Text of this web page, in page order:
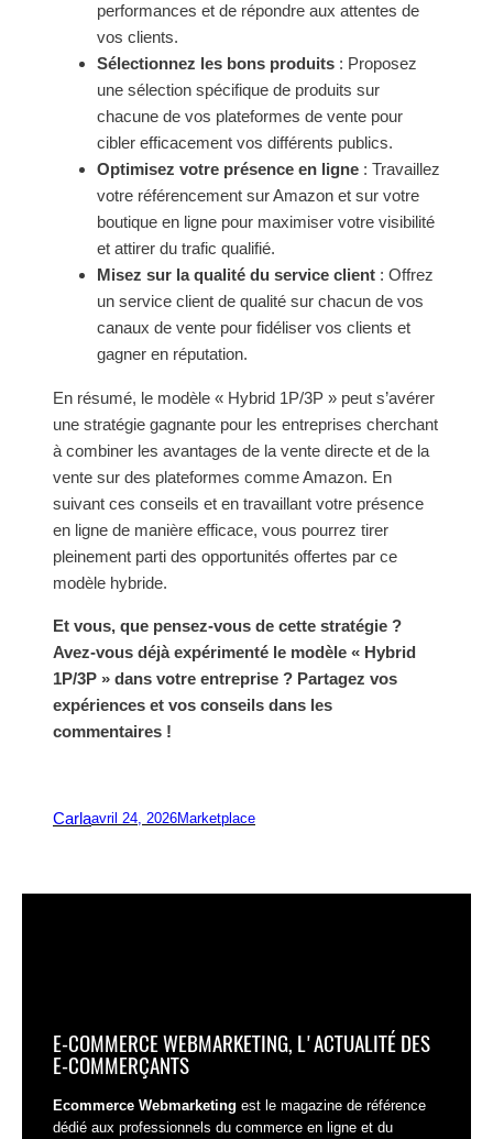
performances et de répondre aux attentes de
vos clients.
Sélectionnez les bons produits : Proposez
une sélection spécifique de produits sur
chacune de vos plateformes de vente pour
cibler efficacement vos différents publics.
Optimisez votre présence en ligne : Travaillez
votre référencement sur Amazon et sur votre
boutique en ligne pour maximiser votre visibilité
et attirer du trafic qualifié.
Misez sur la qualité du service client : Offrez
un service client de qualité sur chacun de vos
canaux de vente pour fidéliser vos clients et
gagner en réputation.
En résumé, le modèle « Hybrid 1P/3P » peut s’avérer
une stratégie gagnante pour les entreprises cherchant
à combiner les avantages de la vente directe et de la
vente sur des plateformes comme Amazon. En
suivant ces conseils et en travaillant votre présence
en ligne de manière efficace, vous pourrez tirer
pleinement parti des opportunités offertes par ce
modèle hybride.
Et vous, que pensez-vous de cette stratégie ?
Avez-vous déjà expérimenté le modèle « Hybrid
1P/3P » dans votre entreprise ? Partagez vos
expériences et vos conseils dans les
commentaires !
Carlaavril 24, 2026Marketplace
E-COMMERCE WEBMARKETING, L'ACTUALITÉ DES
E-COMMERÇANTS
Ecommerce Webmarketing est le magazine de référence
dédié aux professionnels du commerce en ligne et du